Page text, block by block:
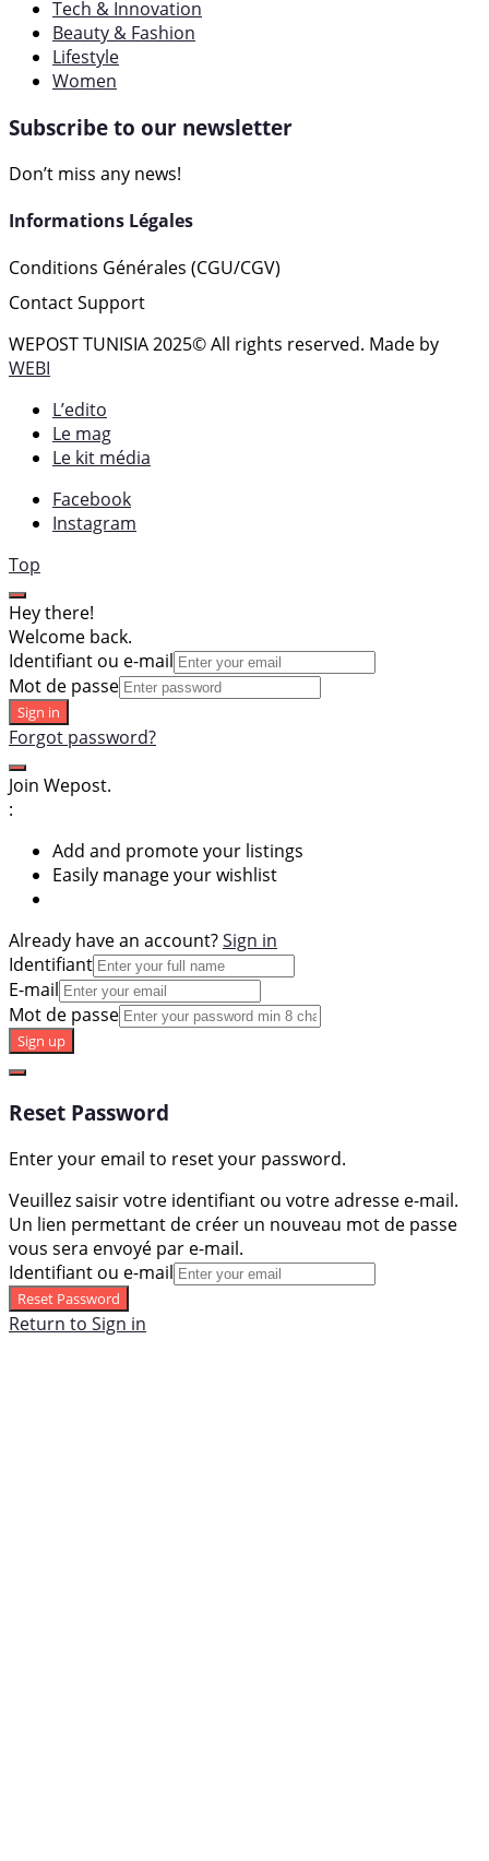
Tech & Innovation
Beauty & Fashion
Lifestyle
Women
Subscribe to our newsletter
Don’t miss any news!
Informations Légales
Conditions Générales (CGU/CGV)
Contact Support
WEPOST TUNISIA 2025© All rights reserved. Made by
WEBI
L’edito
Le mag
Le kit média
Facebook
Instagram
Top
Hey there!
Welcome back.
Identifiant ou e-mail
Mot de passe
Sign in
Forgot password?
Join Wepost.
:
Add and promote your listings
Easily manage your wishlist
Already have an account?Sign in
Identifiant
E-mail
Mot de passe
Sign up
Reset Password
Enter your email to reset your password.
Veuillez saisir votre identifiant ou votre adresse e-mail.
Un lien permettant de créer un nouveau mot de passe
vous sera envoyé par e-mail.
Identifiant ou e-mail
Reset Password
Return to Sign in